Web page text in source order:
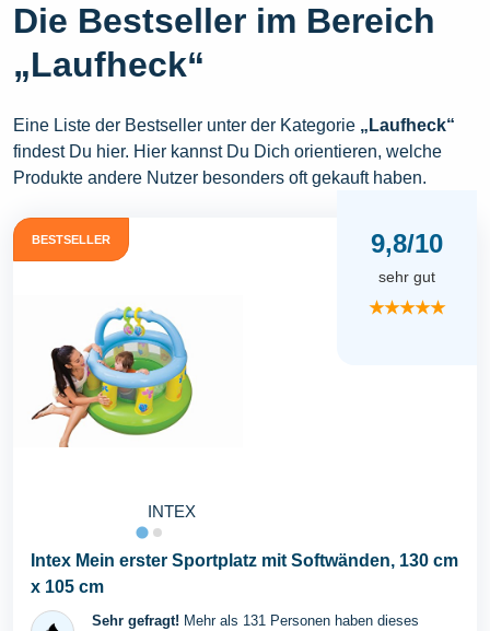
Die Bestseller im Bereich
„Laufheck“
Eine Liste der Bestseller unter der Kategorie „Laufheck“
findest Du hier. Hier kannst Du Dich orientieren, welche
Produkte andere Nutzer besonders oft gekauft haben.
BESTSELLER
INTEX
9,8/10
sehr gut
★★★★★
Intex Mein erster Sportplatz mit Softwänden, 130 cm
x 105 cm
Sehr gefragt! Mehr als 131 Personen haben dieses